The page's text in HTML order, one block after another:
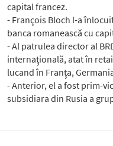
capital francez.
- François Bloch l-a
banca romanească cu
- Al patrulea director al
internaţională, atat în
lucand în Franţa,
- Anterior, el a fost prim-
subsidiara din Rusia a